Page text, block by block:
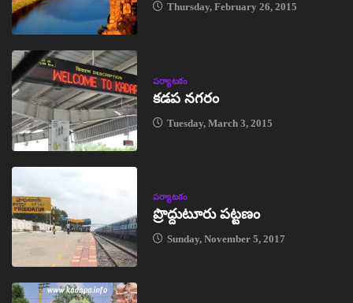
Thursday, February 26, 2015
పర్యాటకం
కడప నగరం
Tuesday, March 3, 2015
పర్యాటకం
ప్రొద్దుటూరు పట్టణం
Sunday, November 5, 2017